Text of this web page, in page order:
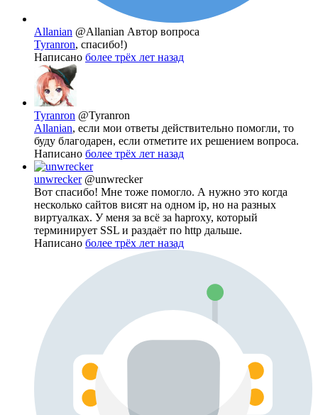
Allanian @Allanian Автор вопроса
Tyranron, спасибо!)
Написано более трёх лет назад
Tyranron @Tyranron
Allanian, если мои ответы действительно помогли, то
буду благодарен, если отметите их решением вопроса.
Написано более трёх лет назад
unwrecker @unwrecker
Вот спасибо! Мне тоже помогло. А нужно это когда
несколько сайтов висят на одном ip, но на разных
виртуалках. У меня за всё за haproxy, который
терминирует SSL и раздаёт по http дальше.
Написано более трёх лет назад